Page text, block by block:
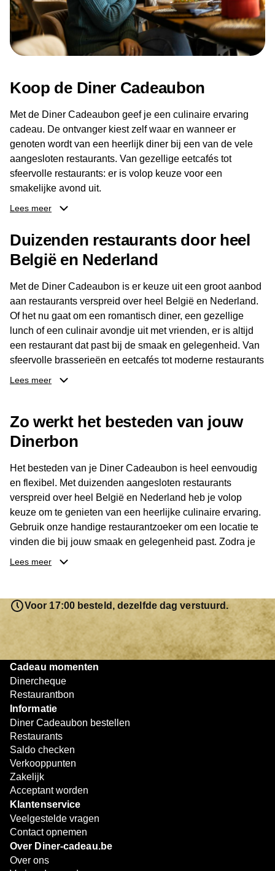
Koop de Diner Cadeaubon
Met de Diner Cadeaubon geef je een culinaire ervaring
cadeau. De ontvanger kiest zelf waar en wanneer er
genoten wordt van een heerlijk diner bij een van de vele
aangesloten restaurants. Van gezellige eetcafés tot
sfeervolle restaurants: er is volop keuze voor een
smakelijke avond uit.
ontvanger eenvoudig een locatie kiezen die past bij de
smaak en gelegenheid. Zo geeft de Diner Cadeaubon niet
alleen een diner, maar ook een gezellig moment om
Lees meer
Duizenden restaurants door heel
België en Nederland
Met de Diner Cadeaubon is er keuze uit een groot aanbod
aan restaurants verspreid over heel België en Nederland.
Of het nu gaat om een romantisch diner, een gezellige
lunch of een culinair avondje uit met vrienden, er is altijd
een restaurant dat past bij de smaak en gelegenheid. Van
sfeervolle brasserieën en eetcafés tot moderne restaurants
en gastronomische locaties: er is voor ieder wat wils.
buurt, bijvoorbeeld in Brussel, Antwerpen, Gent of Brugge.
De ontvanger kiest zelf waar en wanneer er wordt genoten
van deze culinaire ervaring. Zo is de Diner Cadeaubon
niet alleen een diner, maar een bijzondere belevenis.
Lees meer
Zo werkt het besteden van jouw
Dinerbon
Het besteden van je Diner Cadeaubon is heel eenvoudig
en flexibel. Met duizenden aangesloten restaurants
verspreid over heel België en Nederland heb je volop
keuze om te genieten van een heerlijke culinaire ervaring.
Gebruik onze handige restaurantzoeker om een locatie te
vinden die bij jouw smaak en gelegenheid past. Zodra je
je keuze hebt gemaakt, kun je eenvoudig reserveren en na
resterende bedrag blijft gewoon op de bon staan en kan
later worden gebruikt. Zo geniet je keer op keer van
bijzondere eetmomenten.
Lees meer
Voor 17:00 besteld, dezelfde dag verstuurd.
Cadeau momenten
Dinercheque
Restaurantbon
Informatie
Diner Cadeaubon bestellen
Restaurants
Saldo checken
Verkooppunten
Zakelijk
Acceptant worden
Klantenservice
Veelgestelde vragen
Contact opnemen
Over Diner-cadeau.be
Over ons